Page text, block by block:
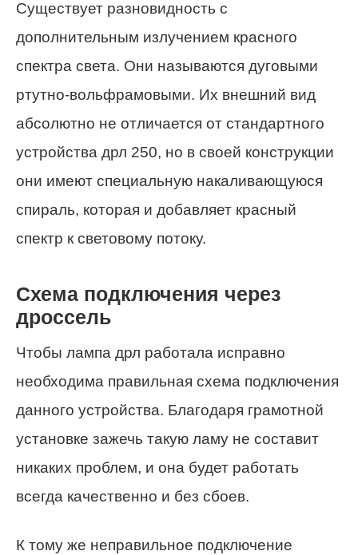
Существует разновидность с
дополнительным излучением красного
спектра света. Они называются дуговыми
ртутно-вольфрамовыми. Их внешний вид
абсолютно не отличается от стандартного
устройства дрл 250, но в своей конструкции
они имеют специальную накаливающуюся
спираль, которая и добавляет красный
спектр к световому потоку.
Схема подключения через
дроссель
Чтобы лампа дрл работала исправно
необходима правильная схема подключения
данного устройства. Благодаря грамотной
установке зажечь такую ламу не составит
никаких проблем, и она будет работать
всегда качественно и без сбоев.
К тому же неправильное подключение